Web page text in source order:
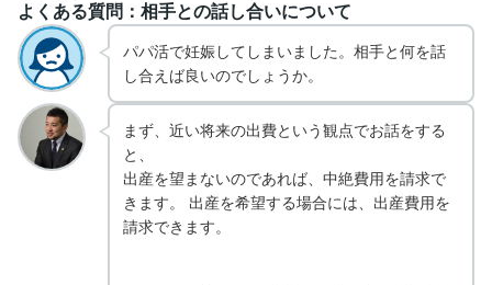
よくある質問：相手との話し合いについて
パパ活で妊娠してしまいました。相手と何を話
し合えば良いのでしょうか。
まず、近い将来の出費という観点でお話をする
と、
出産を望まないのであれば、中絶費用を請求で
きます。 出産を希望する場合には、出産費用を
請求できます。